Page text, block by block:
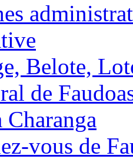
Belote,
de
Charanga
vous de